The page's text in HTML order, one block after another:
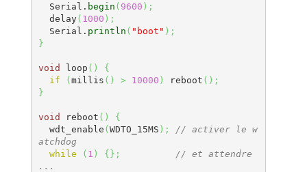
  Serial.
begin ( 9600 ) ;
  delay
( 1000 ) ;
  Serial.
println ( "boot" ) ;
}
void loop ( )
{
if
(millis ( ) > 10000 ) reboot ( ) ;
}
void reboot ( )
{
  wdt_enable
(WDTO_15MS ) ;
// activer le w
atchdog
while
( 1 ) {} ;
// et attendre
...